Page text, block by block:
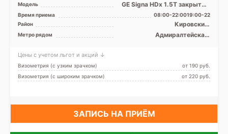
Модель
GE Signa HDx 1.5T закрытый
тип, КТ Aquilion PRIME Toshiba
Medical Syst ...
Время приема
08:00-22:0019:00-22
Район
Кировский,
Василеостровский,
Московский,
Метро рядом
Адмиралтейская,
Спасская, Технологический
институт, Театральная
Цены с учетом льгот и акций ↓
Визометрия (с узким зрачком)
от 190 pуб.
Визометрия (с широким зрачком)
от 220 pуб.
ЗАПИСЬ НА ПРИЁМ